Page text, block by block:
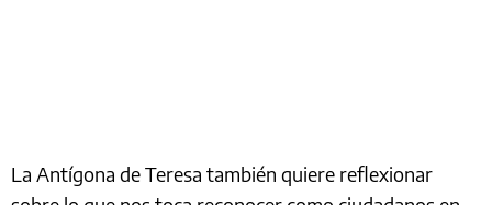
La Antígona de Teresa también quiere reflexionar